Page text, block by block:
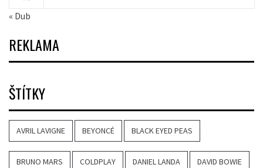
« Dub
REKLAMA
ŠTÍTKY
AVRIL LAVIGNE BEYONCÉ BLACK EYED PEAS
BRUNO MARS COLDPLAY DANIEL LANDA DAVID BOWIE